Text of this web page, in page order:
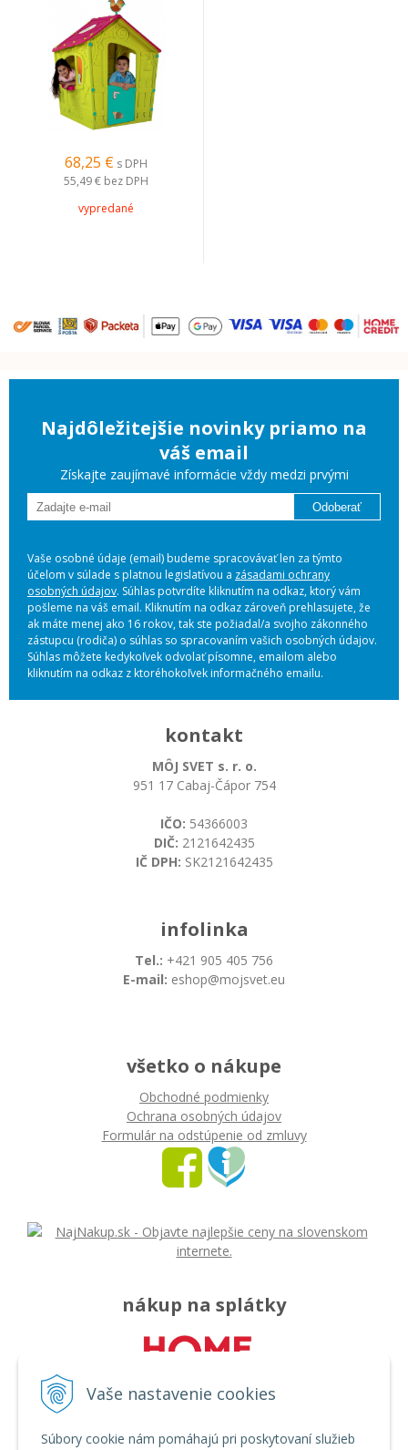
Vaše nastavenie cookies
Súbory cookie nám pomáhajú pri poskytovaní služieb
68,25 € s DPH
55,49 € bez DPH
vypredané
Najdôležitejšie novinky priamo na
váš email
Získajte zaujímavé informácie vždy medzi prvými
Odoberať
Vaše osobné údaje (email) budeme spracovávať len za týmto
účelom v súlade s platnou legislatívou a zásadami ochrany
osobných údajov. Súhlas potvrdíte kliknutím na odkaz, ktorý vám
pošleme na váš email. Kliknutím na odkaz zároveň prehlasujete, že
ak máte menej ako 16 rokov, tak ste požiadal/a svojho zákonného
zástupcu (rodiča) o súhlas so spracovaním vašich osobných údajov.
Súhlas môžete kedykoľvek odvolať písomne, emailom alebo
kliknutím na odkaz z ktoréhokoľvek informačného emailu.
kontakt
MÔJ SVET s. r. o.
951 17 Cabaj-Čápor 754
IČO: 54366003
DIČ: 2121642435
IČ DPH: SK2121642435
infolinka
Tel.: +421 905 405 756
E-mail: eshop@mojsvet.eu
všetko o nákupe
Obchodné podmienky
Ochrana osobných údajov
Formulár na odstúpenie od zmluvy
nákup na splátky